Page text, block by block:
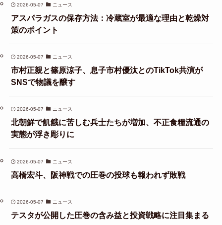
2026-05-07 ニュース
アスパラガスの保存方法：冷蔵室が最適な理由と乾燥対
策のポイント
2026-05-07 ニュース
市村正親と篠原涼子、息子市村優汰とのTikTok共演が
SNSで物議を醸す
2026-05-07 ニュース
北朝鮮で飢餓に苦しむ兵士たちが増加、不正食糧流通の
実態が浮き彫りに
2026-05-07 ニュース
高橋宏斗、阪神戦での圧巻の投球も報われず敗戦
2026-05-07 ニュース
テスタが公開した圧巻の含み益と投資戦略に注目集まる